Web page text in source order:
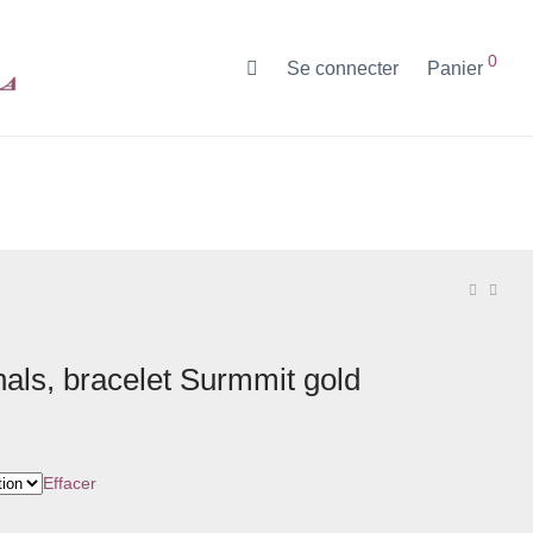
Se connecter Panier 0
bracelet Surmmit gold
Effacer